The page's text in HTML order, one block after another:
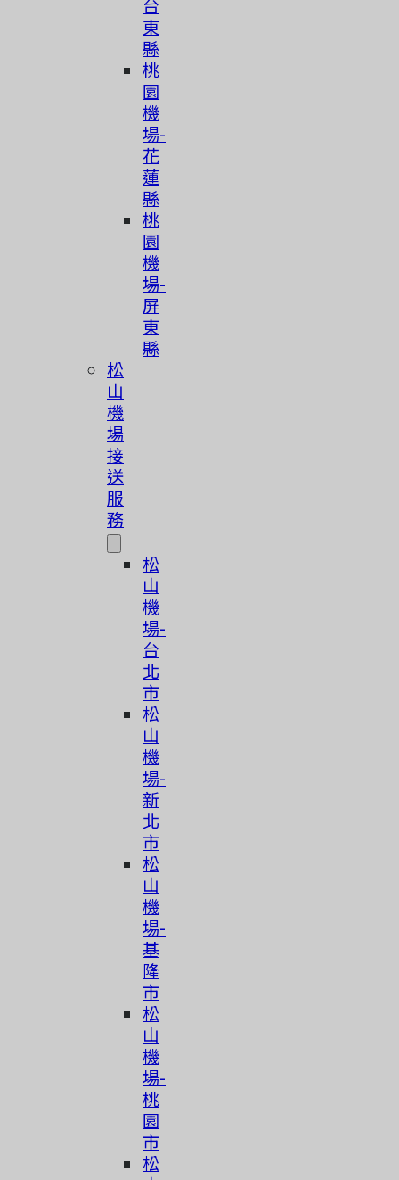
台
東
縣
桃
園
機
場-
花
蓮
縣
桃
園
機
場-
屏
東
縣
松
山
機
場
接
送
服
務
松
山
機
場-
台
北
市
松
山
機
場-
新
北
市
松
山
機
場-
基
隆
市
松
山
機
場-
桃
園
市
松